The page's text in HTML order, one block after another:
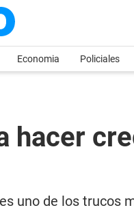
Economia Policiales
hacer
uno de los trucos